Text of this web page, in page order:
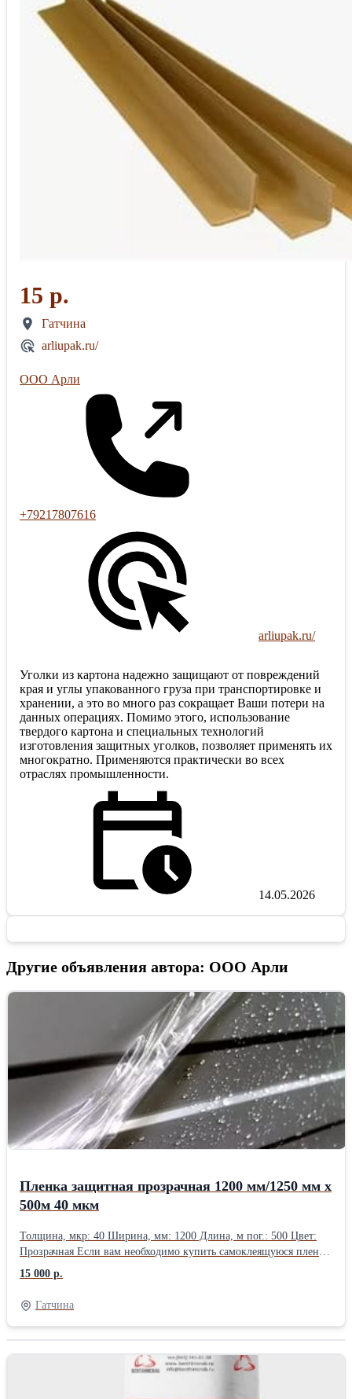
15 р.
Гатчина
arliupak.ru/
ООО Арли
+79217807616
arliupak.ru/
Уголки из картона надежно защищают от повреждений
края и углы упакованного груза при транспортировке и
хранении, а это во много раз сокращает Ваши потери на
данных операциях. Помимо этого, использование
твердого картона и специальных технологий
изготовления защитных уголков, позволяет применять их
многократно. Применяются практически во всех
отраслях промышленности.
14.05.2026
Другие объявления автора: ООО Арли
Пленка защитная прозрачная 1200 мм/1250 мм х
500м 40 мкм
Толщина, мкр: 40 Ширина, мм: 1200 Длина, м пог.: 500 Цвет:
Прозрачная Если вам необходимо купить самоклеящуюся пленку
в Санкт-Петербурге по приемлемой стоимости и на удобных
условиях, вы можете сделать это у нас. Работая с лучшими
производителями Италии, компания обеспечивает продажу
качественного и надёжного материала, полностью
соответствующего стандартам ГОСТ РФ, безопасного и простого
оборудовании и из качественного сырья, что гарантирует её
превосходные эксплуатационные характеристики. Области
15 000 р.
Гатчина